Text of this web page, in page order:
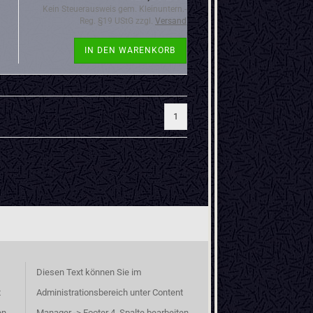
Kein Steuerausweis gem. Kleinuntern.-
Reg. §19 UStG zzgl. Versand
IN DEN WARENKORB
1
Diesen Text können Sie im
Administrationsbereich unter Content